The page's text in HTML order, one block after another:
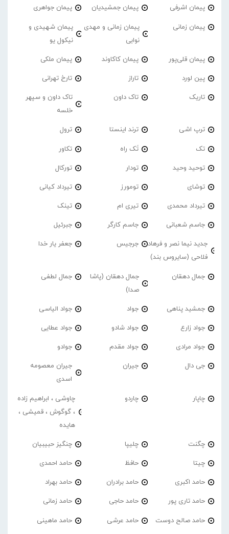
پیمان اشرفی پیمان جمشیدیان پیمان جواهری
پیمان زمانی
پیمان زمانی و مهدی
نوابی
پیمان شهیدی و
نیکول یو
پیمان قلی‌پور پیمان کاکاوند پیمان ملکی
پین لورد تاراز تارخ تهرانی
تاریک تاک داون
تاک داون و سپهر
خلسه
ترپ اشی ترند اینستا ترول
تک تَک راه تکاور
توحید وحید تودار تورکال
توشای تومورز تیرداد کیانی
تیرداد محمدی تیری ام تینک
جاسم شعبانی جاسم کارگر جبرئیل
جدید نیما نصر و فرهاد
فلاحی (سایروس بند)
جرجیس جعفر یار خدا
جمال دهقان
جمال دهقان (پاشا
صدا)
جمال لطفی
جمشید پناهی جواد جواد الیاسی
جواد زارع جواد شادو جواد عطایی
جواد مرادی جواد مقدم جوادو
جی دال جیران
جیران معصومه
اسدی
چاپار چاردو
چاوشی ، ابراهیم زاده
، گوگوش ، قمیشی ،
هایده
چگنت چلیپا چنگیز حبیبیان
چیتا حافظ حامد احمدی
حامد اکبری حامد برادران حامد بهراد
حامد تاری پور حامد حاجی حامد زمانی
حامد صالح دوست حامد عرشی حامد ماهینی